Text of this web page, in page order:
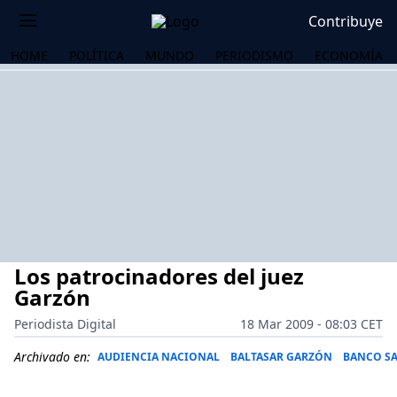
Contribuye
HOME POLÍTICA MUNDO PERIODISMO ECONOMÍA
Los patrocinadores del juez
Garzón
Periodista Digital
18 Mar 2009 - 08:03 CET
Archivado en: AUDIENCIA NACIONAL BALTASAR GARZÓN BANCO